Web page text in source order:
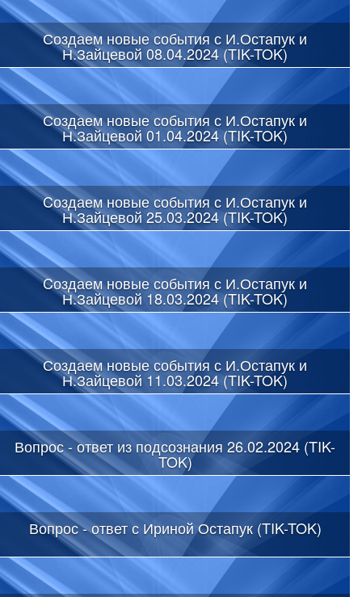
Создаем новые события с И.Остапук и
Н.Зайцевой 08.04.2024 (TIK-TOK)
Создаем новые события с И.Остапук и
Н.Зайцевой 01.04.2024 (TIK-TOK)
Cоздаем новые события с И.Остапук и
Н.Зайцевой 25.03.2024 (TIK-TOK)
Cоздаем новые события с И.Остапук и
Н.Зайцевой 18.03.2024 (TIK-TOK)
Создаем новые события с И.Остапук и
Н.Зайцевой 11.03.2024 (TIK-TOK)
Вопрос - ответ из подсознания 26.02.2024 (TIK-
TOK)
Вопрос - ответ с Ириной Остапук (TIK-TOK)